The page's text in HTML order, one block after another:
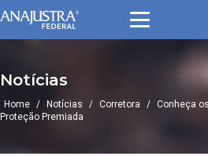
Notícias
Home / Notícias / Corretora / Conheça
Proteção Premiada